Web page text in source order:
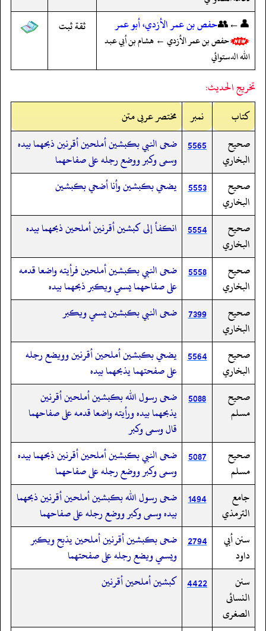
👤←👥حفص بن عمر الأزدي، أبو عمر
حفص بن عمر الأزدي ← هشام بن أبي عبد
الله الدستوائي
ثقة ثبت
تخريج الحديث:
کتاب
نمبر
مختصر عربی متن
صحيح
البخاري
5565 ضحى النبي بكبشين أملحين أقرنين ذبحهما بيده
وسمى وكبر ووضع رجله على صفاحهما
صحيح
البخاري
5553 يضحي بكبشين وأنا أضحي بكبشين
صحيح
البخاري
5554 انكفأ إلى كبشين أقرنين أملحين ذبحهما بيده
صحيح
البخاري
5558 ضحى النبي بكبشين أملحين فرأيته واضعا قدمه
على صفاحهما يسمي ويكبر ذبحهما بيده
صحيح
البخاري
7399 ضحى النبي بكبشين يسمي ويكبر
صحيح
البخاري
5564 يضحي بكبشين أملحين أقرنين وويضع رجله
على صفحتهما يذبحهما بيده
صحيح
مسلم
5088 ضحى رسول الله بكبشين أملحين أقرنين
يذبحهما بيده ورأيته واضعا قدمه على صفاحهما
قال وسمى وكبر
صحيح
مسلم
5087 ضحى النبي بكبشين أملحين أقرنين ذبحهما بيده
وسمى وكبر ووضع رجله على صفاحهما
جامع
الترمذي
1494 ضحى رسول الله بكبشين أملحين أقرنين ذبحهما
بيده وسمى وكبر ووضع رجله على صفاحهما
سنن أبي
داود
2794 ضحى بكبشين أقرنين أملحين يذبح ويكبر
ويسمي ويضع رجله على صفحتهما
سنن
النسائى
الصغرى
4422 كبشين أملحين أقرنين